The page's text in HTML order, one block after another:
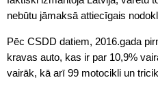
nebūtu jāmaksā attiecīgais
Pēc CSDD datiem, 2016.gada
kravas auto, kas ir par 10,9%
vairāk, kā arī 99 motocikli un